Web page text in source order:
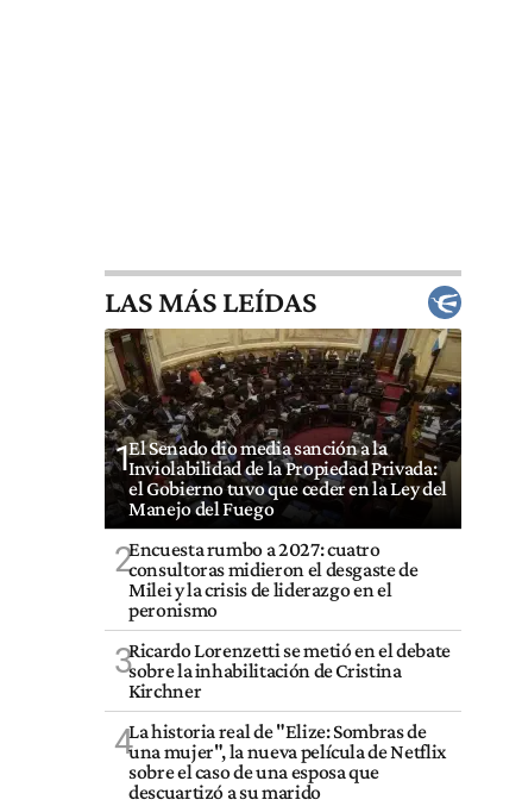
LAS MÁS LEÍDAS
1El Senado dio media sanción a la
Inviolabilidad de la Propiedad Privada:
el Gobierno tuvo que ceder en la Ley del
Manejo del Fuego
2Encuesta rumbo a 2027: cuatro
consultoras midieron el desgaste de
Milei y la crisis de liderazgo en el
peronismo
3Ricardo Lorenzetti se metió en el debate
sobre la inhabilitación de Cristina
Kirchner
4La historia real de "Elize: Sombras de
una mujer", la nueva película de Netflix
sobre el caso de una esposa que
descuartizó a su marido